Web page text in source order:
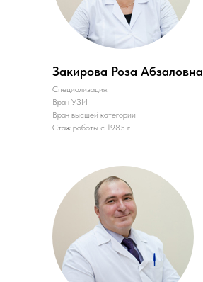
Закирова Роза Абзаловна
Специализация:
Врач УЗИ
Врач высшей категории
Стаж работы с 1985 г